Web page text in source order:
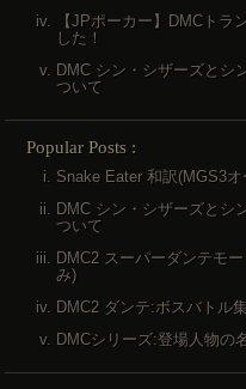
【JPポーカー】DMCトラ
した！
DMC シン・シザーズとシ
ついて
Popular Posts :
Snake Eater 和訳(MGS3
DMC シン・シザーズとシ
ついて
DMC2 スーパーダンテモ
み)
DMC2 ダンテ:ボスバトル集
DMCシリーズ:登場人物の